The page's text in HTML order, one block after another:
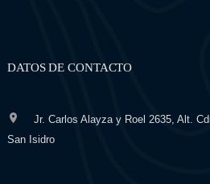
DATOS DE CONTACTO
Jr. Carlos Alayza y Roel 2635, Alt.
San Isidro